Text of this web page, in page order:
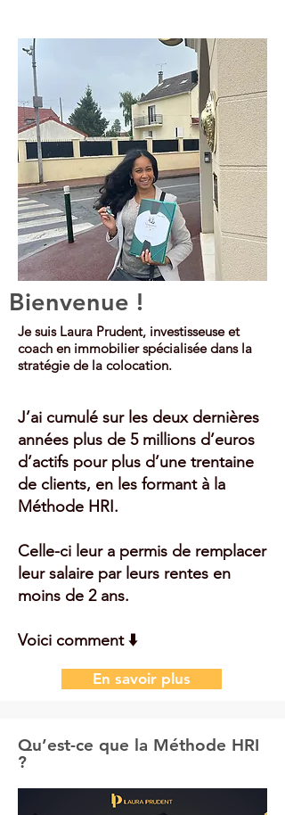
Bienvenue !
Je suis Laura Prudent, investisseuse et
coach en immobilier spécialisée dans la
stratégie de la colocation.
J’ai cumulé sur les deux dernières
années plus de 5 millions d’euros
d’actifs pour plus d’une trentaine
de clients, en les formant à la
Méthode HRI.
Celle-ci leur a permis de remplacer
leur salaire par leurs rentes en
moins de 2 ans.
Voici comment ⬇️
En savoir plus
Qu’est-ce que la Méthode HRI
?